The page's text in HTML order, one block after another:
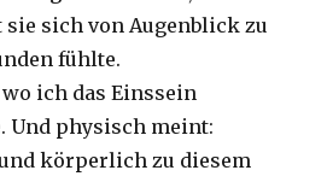
sich von Augenblick zu
fühlte.
wo ich das Einssein
Und physisch meint:
körperlich zu diesem